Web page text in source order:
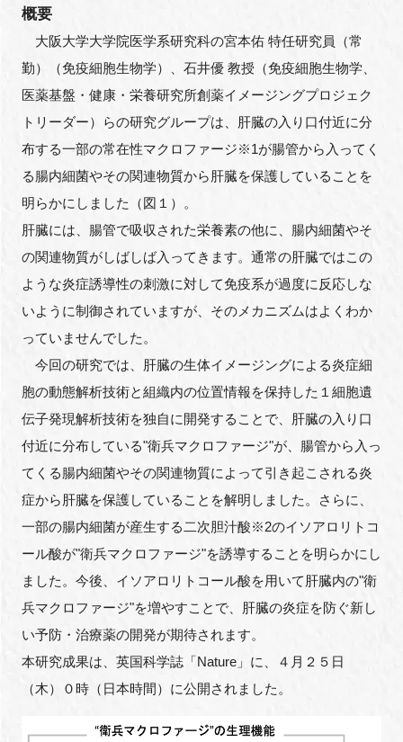
閉じる
概要
大阪大学大学院医学系研究科の宮本佑 特任研究員（常
勤）（免疫細胞生物学）、石井優 教授（免疫細胞生物学、
医薬基盤・健康・栄養研究所創薬イメージングプロジェク
トリーダー）らの研究グループは、肝臓の入り口付近に分
布する一部の常在性マクロファージ※1が腸管から入ってく
る腸内細菌やその関連物質から肝臓を保護していることを
明らかにしました（図１）。
肝臓には、腸管で吸収された栄養素の他に、腸内細菌やそ
の関連物質がしばしば入ってきます。通常の肝臓ではこの
ような炎症誘導性の刺激に対して免疫系が過度に反応しな
いように制御されていますが、そのメカニズムはよくわか
っていませんでした。
今回の研究では、肝臓の生体イメージングによる炎症細
胞の動態解析技術と組織内の位置情報を保持した１細胞遺
伝子発現解析技術を独自に開発することで、肝臓の入り口
付近に分布している"衛兵マクロファージ"が、腸管から入っ
てくる腸内細菌やその関連物質によって引き起こされる炎
症から肝臓を保護していることを解明しました。さらに、
一部の腸内細菌が産生する二次胆汁酸※2のイソアロリトコ
ール酸が"衛兵マクロファージ"を誘導することを明らかにし
ました。今後、イソアロリトコール酸を用いて肝臓内の"衛
兵マクロファージ"を増やすことで、肝臓の炎症を防ぐ新し
い予防・治療薬の開発が期待されます。
本研究成果は、英国科学誌「Nature」に、４月２５日
（木）０時（日本時間）に公開されました。